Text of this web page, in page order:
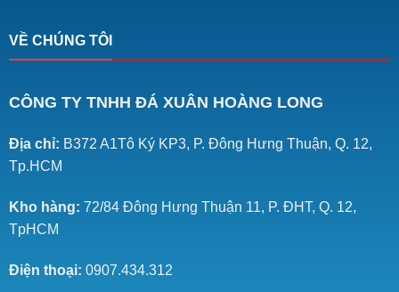
VỀ CHÚNG TÔI
CÔNG TY TNHH ĐÁ XUÂN HOÀNG LONG
Địa chỉ: B372 A1Tô Ký KP3, P. Đông Hưng Thuận, Q. 12,
Tp.HCM
Kho hàng: 72/84 Đông Hưng Thuận 11, P. ĐHT, Q. 12,
TpHCM
Điện thoại: 0907.434.312